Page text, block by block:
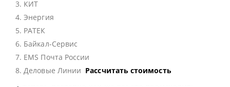
3. КИТ
4. Энергия
5. РАТЕК
6. Байкал-Сервис
7. EMS Почта России
8. Деловые Линии Рассчитать стоимость